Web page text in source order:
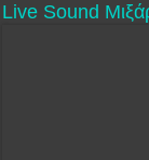
Live Sound